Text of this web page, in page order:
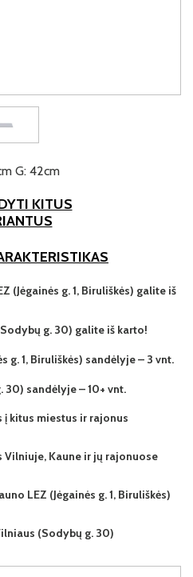
G: 42cm
KITUS
(Jėgainės g. 1, Biruliškės) galite iš
g. 30) galite iš karto!
g. 1, Biruliškės) sandėlyje – 3 vnt.
sandėlyje – 10+ vnt.
į kitus miestus ir rajonus
Vilniuje, Kaune ir jų rajonuose
LEZ (Jėgainės g. 1, Biruliškės)
(Sodybų g. 30)